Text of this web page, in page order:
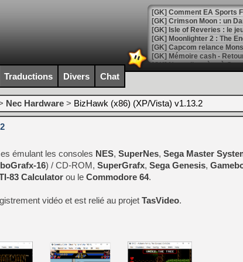
[GK] Comment EA Sports
[GK] Crimson Moon : un
[GK] Isle of Reveries : le
[GK] Moonlighter 2 : The
[GK] Capcom relance
[Mo5] Deux inédits du
[GK] Le beat'em up The
[GK] Endless Legend 2 :
[LS] [PS5] Le WebKit
[GK] Oubliez Crazy Taxi,
[LS] [Switch] NSZ 5.0.0
[GK] No More Room in
[GK] Un chatbot Atelier
[GK] Mémoire cash -
Traductions Divers Chat
Nec Hardware > BizHawk (x86) (XP/Vista) v1.13.2
émulant les consoles NES, SuperNes, Sega Master
16) / CD-ROM, SuperGrafx, Sega Genesis,
83 Calculator ou le Commodore 64.
vidéo et est relié au projet TasVideo.